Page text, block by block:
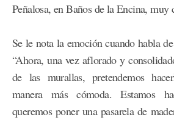
Peñalosa, en Baños de la Encina, muy
Se le nota la emoción cuando habla
“Ahora, una vez aflorado y
de las murallas, pretendemos
manera más cómoda. Estamos
queremos poner una pasarela de